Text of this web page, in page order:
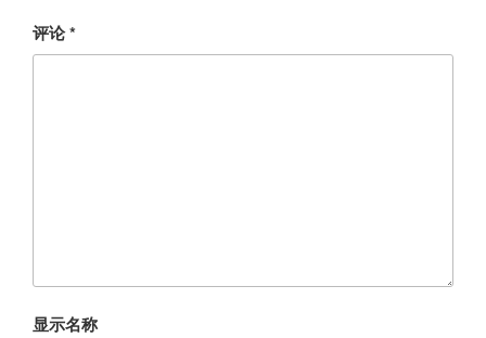
评论*
显示名称